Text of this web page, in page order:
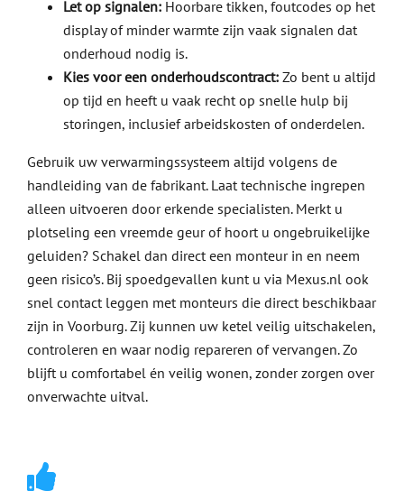
Let op signalen:Hoorbare tikken, foutcodes op het
display of minder warmte zijn vaak signalen dat
onderhoud nodig is.
Kies voor een onderhoudscontract:Zo bent u altijd
op tijd en heeft u vaak recht op snelle hulp bij
storingen, inclusief arbeidskosten of onderdelen.
Gebruik uw verwarmingssysteem altijd volgens de
handleiding van de fabrikant. Laat technische ingrepen
alleen uitvoeren door erkende specialisten. Merkt u
plotseling een vreemde geur of hoort u ongebruikelijke
geluiden? Schakel dan direct een monteur in en neem
geen risico’s. Bij spoedgevallen kunt u via Mexus.nl ook
snel contact leggen met monteurs die direct beschikbaar
zijn in Voorburg. Zij kunnen uw ketel veilig uitschakelen,
controleren en waar nodig repareren of vervangen. Zo
blijft u comfortabel én veilig wonen, zonder zorgen over
onverwachte uitval.